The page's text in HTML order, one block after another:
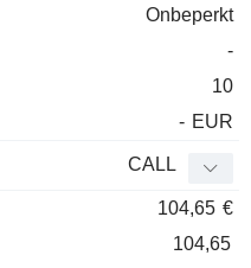
Onbeperkt
-
10
- EUR
CALL
104,65 €
104,65